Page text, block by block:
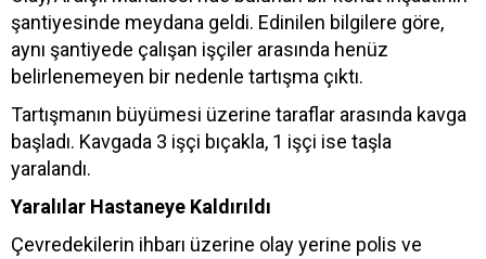
şantiyesinde meydana geldi. Edinilen bilgilere göre,
aynı şantiyede çalışan işçiler arasında henüz
belirlenemeyen bir nedenle tartışma çıktı.
Tartışmanın büyümesi üzerine taraflar arasında kavga
başladı. Kavgada 3 işçi bıçakla, 1 işçi ise taşla
yaralandı.
Yaralılar Hastaneye Kaldırıldı
Çevredekilerin ihbarı üzerine olay yerine polis ve